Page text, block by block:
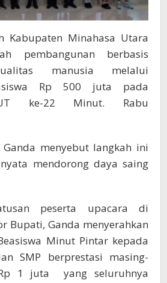
Kabupaten Minahasa Utara
pembangunan berbasis
manusia melalui
Rp 500 juta pada
ke-22 Minut. Rabu
Ganda menyebut langkah ini
mendorong daya saing
peserta upacara di
Bupati, Ganda menyerahkan
Minut Pintar kepada
SMP berprestasi masing-
1 juta yang seluruhnya